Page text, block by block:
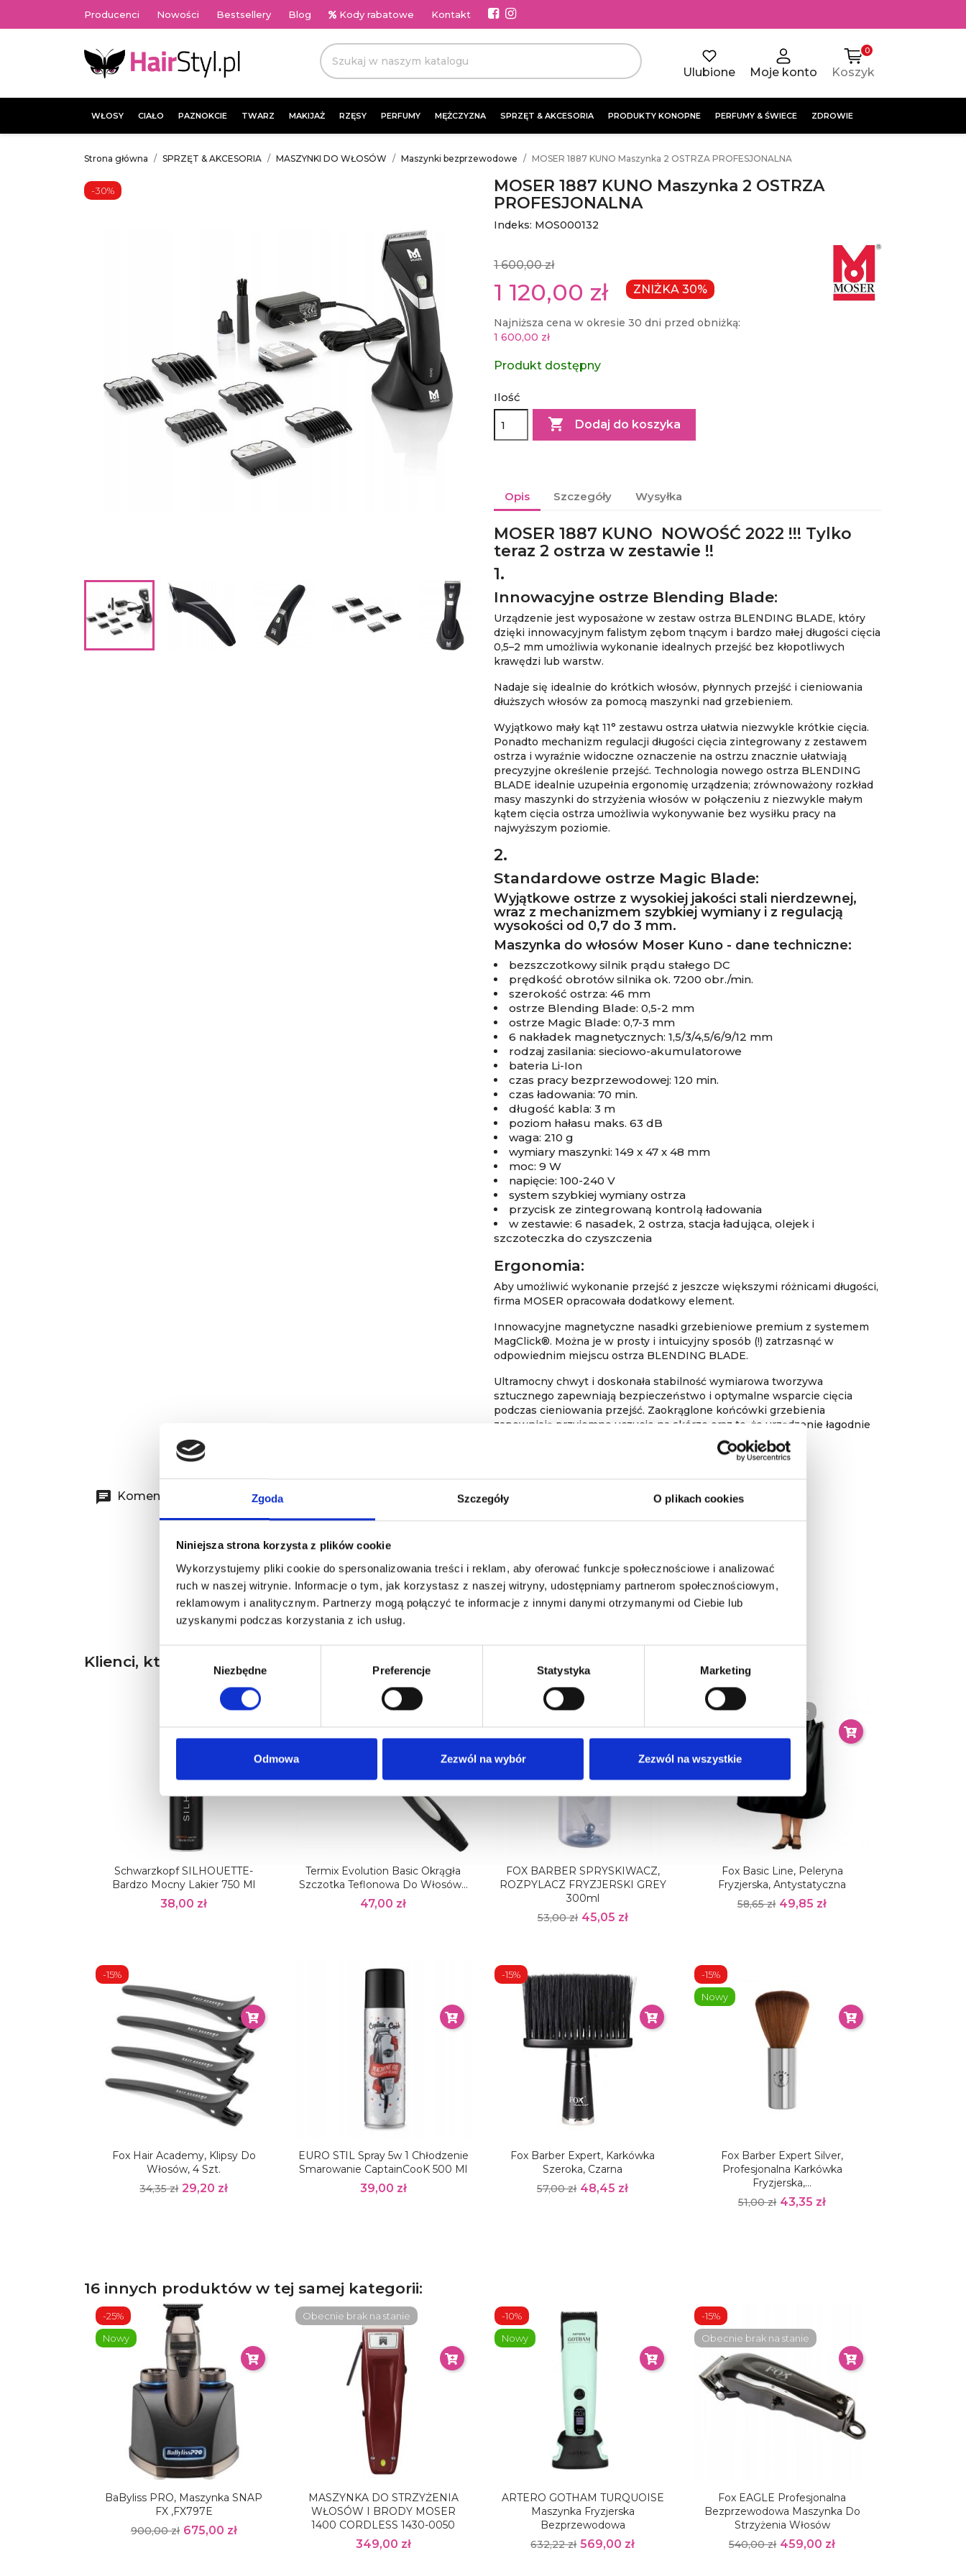
Zgoda Szczegóły O plikach cookies
Niniejsza strona korzysta z plików cookie
Wykorzystujemy pliki cookie do spersonalizowania treści i reklam, aby oferować funkcje społecznościowe i analizować
ruch w naszej witrynie. Informacje o tym, jak korzystasz z naszej witryny, udostępniamy partnerom społecznościowym,
reklamowym i analitycznym. Partnerzy mogą połączyć te informacje z innymi danymi otrzymanymi od Ciebie lub
uzyskanymi podczas korzystania z ich usług.
zgody
Niezbędne Preferencje Statystyka Marketing
Odmowa Zezwól na wybór Zezwól na wszystkie
Producenci Nowości Bestsellery Blog Kody rabatowe Kontakt
Koszyk
0
Moje konto
Ulubione
WŁOSY CIAŁO PAZNOKCIE TWARZ MAKIJAŻ RZĘSY PERFUMY MĘŻCZYZNA SPRZĘT & AKCESORIA PRODUKTY KONOPNE PERFUMY & ŚWIECE ZDROWIE
Strona główna SPRZĘT & AKCESORIA MASZYNKI DO WŁOSÓW Maszynki bezprzewodowe MOSER 1887 KUNO Maszynka 2 OSTRZA PROFESJONALNA
-30%
MOSER 1887 KUNO Maszynka 2 OSTRZA
PROFESJONALNA
Indeks: MOS000132
1 600,00 zł
1 120,00 zł ZNIŻKA 30%
Najniższa cena w okresie 30 dni przed obniżką:
1 600,00 zł
Produkt dostępny
Ilość
 Dodaj do koszyka
Opis Szczegóły Wysyłka
MOSER 1887 KUNO NOWOŚĆ 2022 !!! Tylko
teraz 2 ostrza w zestawie !!
1.
Innowacyjne ostrze Blending Blade:
Urządzenie jest wyposażone w zestaw ostrza BLENDING BLADE, który
dzięki innowacyjnym falistym zębom tnącym i bardzo małej długości cięcia
0,5–2 mm umożliwia wykonanie idealnych przejść bez kłopotliwych
krawędzi lub warstw.
Nadaje się idealnie do krótkich włosów, płynnych przejść i cieniowania
dłuższych włosów za pomocą maszynki nad grzebieniem.
Wyjątkowo mały kąt 11° zestawu ostrza ułatwia niezwykle krótkie cięcia.
Ponadto mechanizm regulacji długości cięcia zintegrowany z zestawem
ostrza i wyraźnie widoczne oznaczenie na ostrzu znacznie ułatwiają
precyzyjne określenie przejść. Technologia nowego ostrza BLENDING
BLADE idealnie uzupełnia ergonomię urządzenia; zrównoważony rozkład
masy maszynki do strzyżenia włosów w połączeniu z niezwykle małym
kątem cięcia ostrza umożliwia wykonywanie bez wysiłku pracy na
najwyższym poziomie.
2.
Standardowe ostrze Magic Blade:
Wyjątkowe ostrze z wysokiej jakości stali nierdzewnej,
wraz z mechanizmem szybkiej wymiany i z regulacją
wysokości od 0,7 do 3 mm.
Maszynka do włosów Moser Kuno - dane techniczne:
bezszczotkowy silnik prądu stałego DC
prędkość obrotów silnika ok. 7200 obr./min.
szerokość ostrza: 46 mm
ostrze Blending Blade: 0,5-2 mm
ostrze Magic Blade: 0,7-3 mm
6 nakładek magnetycznych: 1,5/3/4,5/6/9/12 mm
rodzaj zasilania: sieciowo-akumulatorowe
bateria Li-Ion
czas pracy bezprzewodowej: 120 min.
czas ładowania: 70 min.
długość kabla: 3 m
poziom hałasu maks. 63 dB
waga: 210 g
wymiary maszynki: 149 x 47 x 48 mm
moc: 9 W
napięcie: 100-240 V
system szybkiej wymiany ostrza
przycisk ze zintegrowaną kontrolą ładowania
w zestawie: 6 nasadek, 2 ostrza, stacja ładująca, olejek i
szczoteczka do czyszczenia
Ergonomia:
Aby umożliwić wykonanie przejść z jeszcze większymi różnicami długości,
firma MOSER opracowała dodatkowy element.
Innowacyjne magnetyczne nasadki grzebieniowe premium z systemem
MagClick®. Można je w prosty i intuicyjny sposób (!) zatrzasnąć w
odpowiednim miejscu ostrza BLENDING BLADE.
Ultramocny chwyt i doskonała stabilność wymiarowa tworzywa
sztucznego zapewniają bezpieczeństwo i optymalne wsparcie cięcia
podczas cieniowania przejść. Zaokrąglone końcówki grzebienia
zapewniają przyjemne uczucie na skórze oraz to, że urządzenie łagodnie
Komentarze (0)
Na razie nie dodano żadnej recenzji.
Klienci, którzy zakupili ten produkt, kupili również:
Schwarzkopf SILHOUETTE-
Bardzo Mocny Lakier 750 Ml
38,00 zł
Termix Evolution Basic Okrągła
Szczotka Teflonowa Do Włosów...
47,00 zł
Obecnie brak na stanie
FOX BARBER SPRYSKIWACZ,
ROZPYLACZ FRYZJERSKI GREY
300ml
53,00 zł 45,05 zł
Fox Basic Line, Peleryna
Fryzjerska, Antystatyczna
58,65 zł 49,85 zł
-15%
Obecnie brak na stanie
Fox Hair Academy, Klipsy Do
Włosów, 4 Szt.
34,35 zł 29,20 zł
-15%
EURO STIL Spray 5w 1 Chłodzenie
Smarowanie CaptainCooK 500 Ml
39,00 zł
Fox Barber Expert, Karkówka
Szeroka, Czarna
57,00 zł 48,45 zł
-15%
Fox Barber Expert Silver,
Profesjonalna Karkówka
Fryzjerska,...
51,00 zł 43,35 zł
-15%
Nowy
16 innych produktów w tej samej kategorii:
BaByliss PRO, Maszynka SNAP
FX ,FX797E
900,00 zł 675,00 zł
-25%
Nowy
MASZYNKA DO STRZYŻENIA
WŁOSÓW I BRODY MOSER
1400 CORDLESS 1430-0050
349,00 zł
Obecnie brak na stanie
ARTERO GOTHAM TURQUOISE
Maszynka Fryzjerska
Bezprzewodowa
632,22 zł 569,00 zł
-10%
Nowy
Fox EAGLE Profesjonalna
Bezprzewodowa Maszynka Do
Strzyżenia Włosów
540,00 zł 459,00 zł
-15%
Obecnie brak na stanie